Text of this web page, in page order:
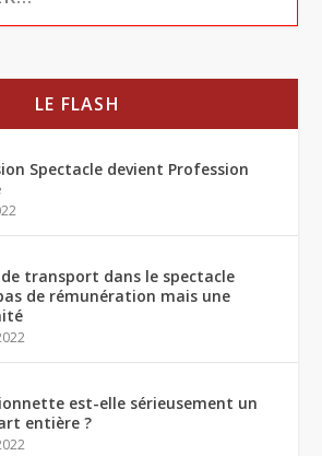
LE FLASH
Spectacle devient Profession
transport dans le spectacle
de rémunération mais une
est-elle sérieusement un
entière ?